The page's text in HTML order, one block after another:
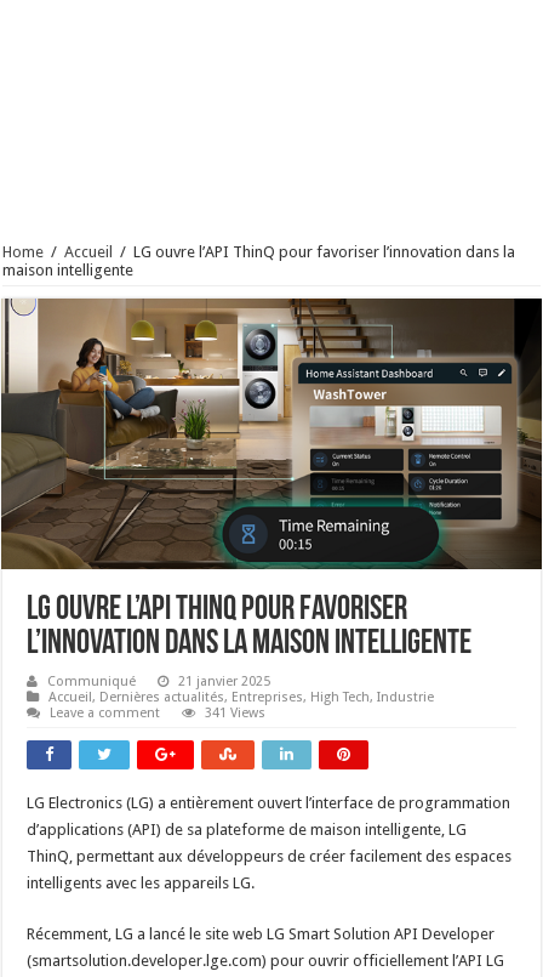
Home / Accueil / LG ouvre l’API ThinQ pour favoriser l’innovation dans la
maison intelligente
LG ouvre l’API ThinQ pour favoriser
l’innovation dans la maison intelligente
Communiqué
21 janvier 2025
Accueil, Dernières actualités, Entreprises, High Tech,Industrie
Leave a comment
341 Views
LG Electronics (LG) a entièrement ouvert l’interface de programmation
d’applications (API) de sa plateforme de maison intelligente, LG
ThinQ, permettant aux développeurs de créer facilement des espaces
intelligents avec les appareils LG.
Récemment, LG a lancé le site web LG Smart Solution API Developer
(smartsolution.developer.lge.com) pour ouvrir officiellement l’API LG